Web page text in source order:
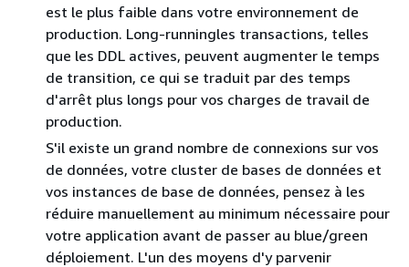
est le plus faible dans votre environnement de
production. Long-runningles transactions, telles
que les DDL actives, peuvent augmenter le temps
de transition, ce qui se traduit par des temps
d'arrêt plus longs pour vos charges de travail de
production.
S'il existe un grand nombre de connexions sur vos
de données, votre cluster de bases de données et
vos instances de base de données, pensez à les
réduire manuellement au minimum nécessaire pour
votre application avant de passer au blue/green
déploiement. L'un des moyens d'y parvenir